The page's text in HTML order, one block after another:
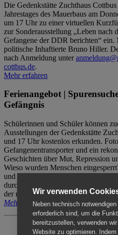
Die Gedenkstätte Zuchthaus
Jahrestages des Mauerbaus am
um 17 Uhr zu einer virtuellen
zur Sonderausstellung „Leben nach
Gefangene der DDR berichten“ ein.
politische Inhaftierte Bruno Hiller.
nach Anmeldung unter
cottbus.de.
Mehr erfahren
Ferienangebot |
Gefängnis
Schülerinnen und Schüler können
Ausstellungen der Gedenkstätte
und 17 Uhr kostenlos erkunden.
Gefangenentransporter und ein
Geschichten über Mut, Repression
Wieso wurden Menschen
und nach der Haft? Der Besuch
durch das Menschenrechtszentrum
der reguläre Eintritt (8€ / ermäßigt
Mehr erfahren
Wir verwenden
Neben technisch
erforderlich sind, um die
bereitzustellen, verwenden
Website zu optimieren.